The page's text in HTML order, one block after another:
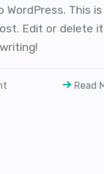
WordPress. This is
Edit or delete
Read